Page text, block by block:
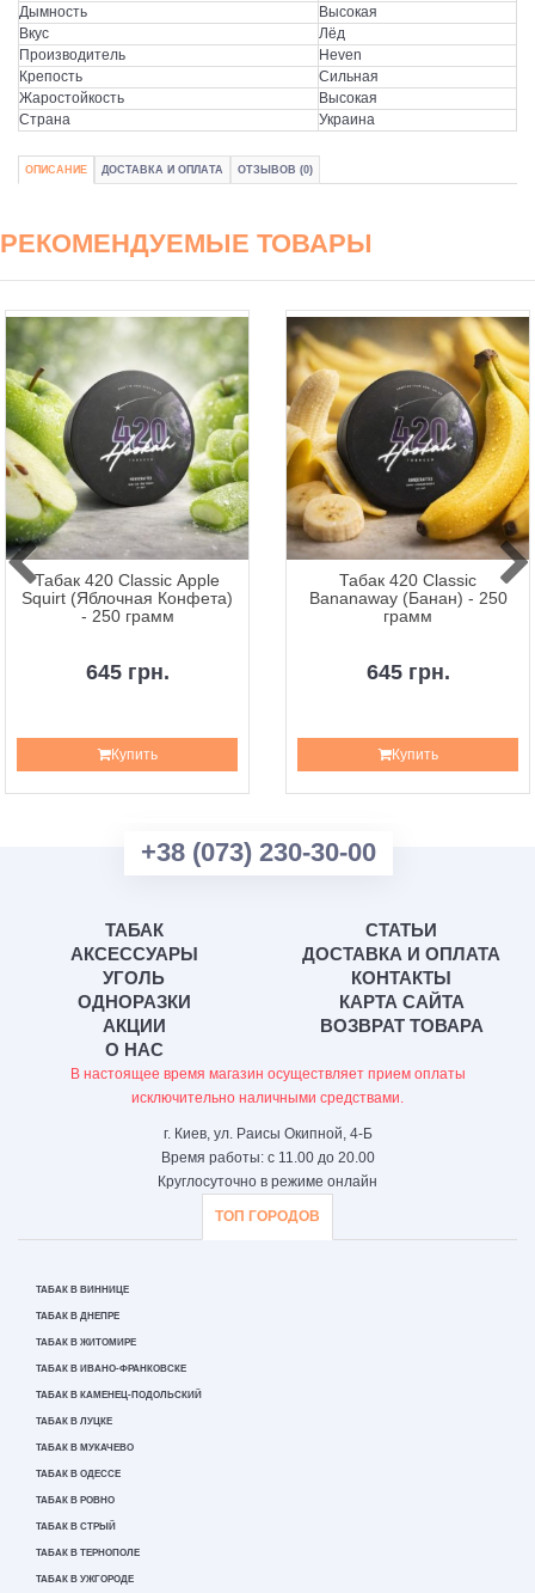
Дымность
Высокая
Вкус
Лёд
Производитель
Heven
Крепость
Сильная
Жаростойкость
Высокая
Страна
Украина
ОПИСАНИЕ ДОСТАВКА И ОПЛАТА ОТЗЫВОВ (0)
РЕКОМЕНДУЕМЫЕ ТОВАРЫ
Табак 420 Classic Apple
Squirt (Яблочная Конфета)
- 250 грамм
645 грн.
Купить
Табак 420 Classic
Bananaway (Банан) - 250
грамм
645 грн.
Купить
+38 (073) 230-30-00
ТАБАК
АКСЕССУАРЫ
УГОЛЬ
ОДНОРАЗКИ
АКЦИИ
О НАС
СТАТЬИ
ДОСТАВКА И ОПЛАТА
КОНТАКТЫ
КАРТА САЙТА
ВОЗВРАТ ТОВАРА
В настоящее время магазин осуществляет прием оплаты
исключительно наличными средствами.
г. Киев, ул. Раисы Окипной, 4-Б
Время работы: с 11.00 до 20.00
Круглосуточно в режиме онлайн
ТОП ГОРОДОВ
ТАБАК В ВИННИЦЕ
ТАБАК В ДНЕПРЕ
ТАБАК В ЖИТОМИРЕ
ТАБАК В ИВАНО-ФРАНКОВСКЕ
ТАБАК В КАМЕНЕЦ-ПОДОЛЬСКИЙ
ТАБАК В ЛУЦКЕ
ТАБАК В МУКАЧЕВО
ТАБАК В ОДЕССЕ
ТАБАК В РОВНО
ТАБАК В СТРЫЙ
ТАБАК В ТЕРНОПОЛЕ
ТАБАК В УЖГОРОДЕ